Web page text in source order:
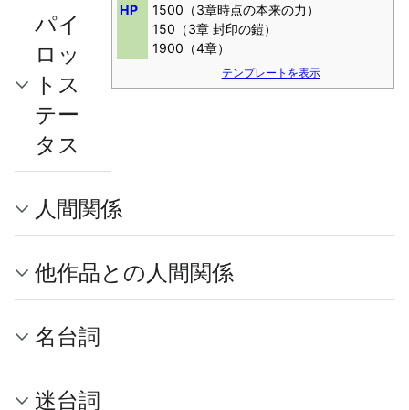
HP
1500（3章時点の本来の力）
150（3章 封印の鎧）
1900（4章）
テンプレートを表示
パイ
ロッ
トス
テー
タス
人間関係
他作品との人間関係
名台詞
迷台詞